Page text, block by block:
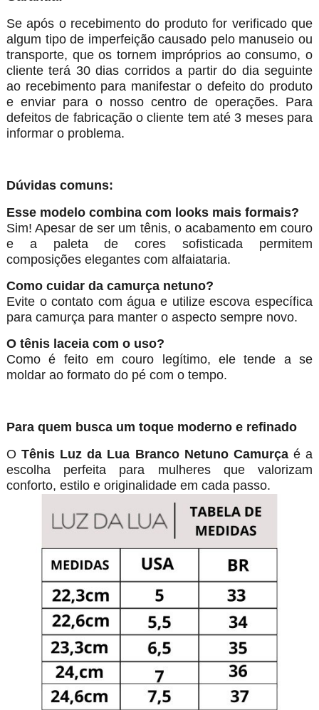
Se após o recebimento do produto for verificado que
algum tipo de imperfeição causado pelo manuseio ou
transporte, que os tornem impróprios ao consumo, o
cliente terá 30 dias corridos a partir do dia seguinte
ao recebimento para manifestar o defeito do produto
e enviar para o nosso centro de operações. Para
defeitos de fabricação o cliente tem até 3 meses para
informar o problema.
Dúvidas comuns:
Esse modelo combina com looks mais formais?
Sim! Apesar de ser um tênis, o acabamento em couro
e a paleta de cores sofisticada permitem
composições elegantes com alfaiataria.
Como cuidar da camurça netuno?
Evite o contato com água e utilize escova específica
para camurça para manter o aspecto sempre novo.
O tênis laceia com o uso?
Como é feito em couro legítimo, ele tende a se
moldar ao formato do pé com o tempo.
Para quem busca um toque moderno e refinado
OTênis Luz da Lua Branco Netuno Camurçaé a
escolha perfeita para mulheres que valorizam
conforto, estilo e originalidade em cada passo.